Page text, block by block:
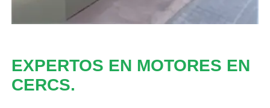
EXPERTOS EN MOTORES EN
CERCS.